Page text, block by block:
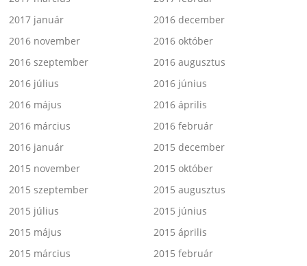
2017 január
2016 december
2016 november
2016 október
2016 szeptember
2016 augusztus
2016 július
2016 június
2016 május
2016 április
2016 március
2016 február
2016 január
2015 december
2015 november
2015 október
2015 szeptember
2015 augusztus
2015 július
2015 június
2015 május
2015 április
2015 március
2015 február